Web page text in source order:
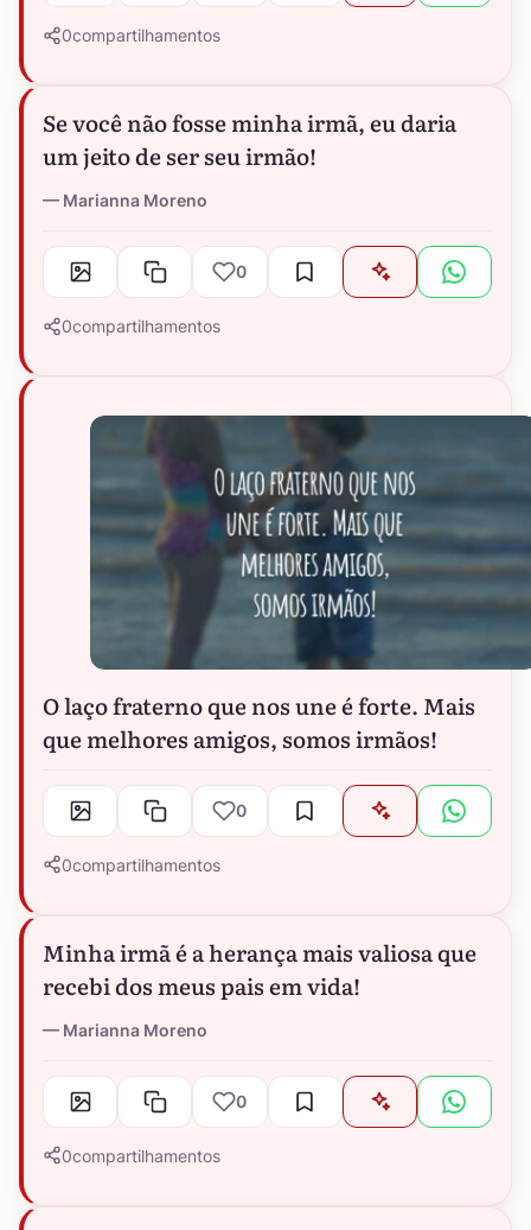
0compartilhamentos
Se você não fosse minha irmã, eu daria
um jeito de ser seu irmão!
Marianna Moreno
0
0compartilhamentos
O laço fraterno que nos une é forte. Mais
que melhores amigos, somos irmãos!
0
0compartilhamentos
Minha irmã é a herança mais valiosa que
recebi dos meus pais em vida!
Marianna Moreno
0
0compartilhamentos